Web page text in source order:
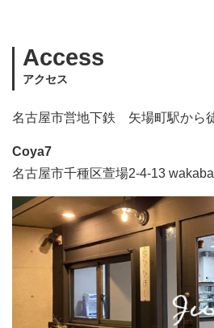
Access
アクセス
名古屋市営地下鉄 矢場町駅から
Coya7
名古屋市千種区萱場2-4-13